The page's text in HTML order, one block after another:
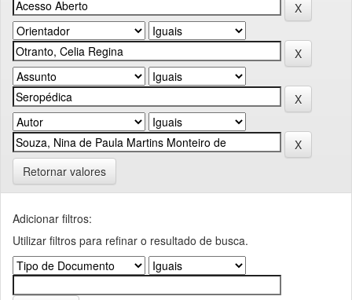
Retornar valores
Adicionar filtros:
Utilizar filtros para refinar o resultado de busca.